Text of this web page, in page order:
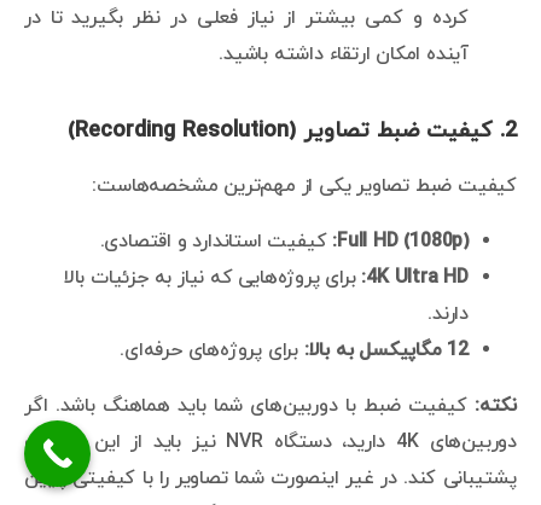
کرده و کمی بیشتر از نیاز فعلی در نظر بگیرید تا در
آینده امکان ارتقاء داشته باشید.
2. کیفیت ضبط تصاویر (Recording Resolution)
کیفیت ضبط تصاویر یکی از مهم‌ترین مشخصه‌هاست:
Full HD (1080p): کیفیت استاندارد و اقتصادی.
4K Ultra HD: برای پروژه‌هایی که نیاز به جزئیات بالا
دارند.
12 مگاپیکسل به بالا:
برای پروژه‌های حرفه‌ای.
نکته: کیفیت ضبط با دوربین‌های شما باید هماهنگ باشد. اگر
دوربین‌های 4K دارید، دستگاه NVR نیز باید از این کیفیت
پشتیبانی کند. در غیر اینصورت شما تصاویر را با کیفیتی پایین